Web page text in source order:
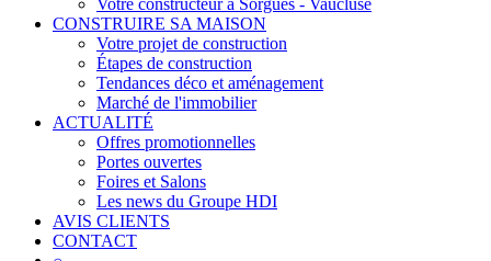
Votre constructeur à Sorgues - Vaucluse
CONSTRUIRE SA MAISON
Votre projet de construction
Étapes de construction
Tendances déco et aménagement
Marché de l'immobilier
ACTUALITÉ
Offres promotionnelles
Portes ouvertes
Foires et Salons
Les news du Groupe HDI
AVIS CLIENTS
CONTACT